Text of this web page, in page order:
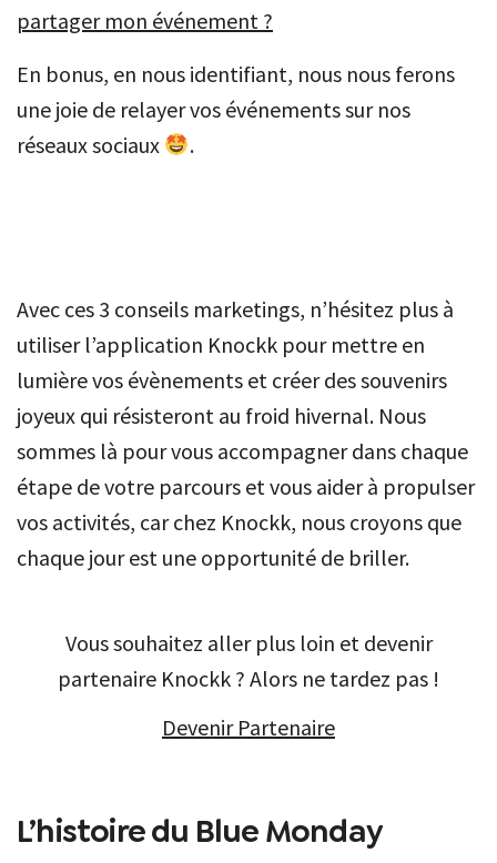
partager mon événement ?
En bonus, en nous identifiant, nous nous ferons
une joie de relayer vos événements sur nos
réseaux sociaux
.
Avec ces 3 conseils marketings, n’hésitez plus à
utiliser l’application Knockk pour mettre en
lumière vos évènements et créer des souvenirs
joyeux qui résisteront au froid hivernal. Nous
sommes là pour vous accompagner dans chaque
étape de votre parcours et vous aider à propulser
vos activités, car chez Knockk, nous croyons que
chaque jour est une opportunité de briller.
Vous souhaitez aller plus loin et devenir
partenaire Knockk ? Alors ne tardez pas !
Devenir Partenaire
L’histoire du Blue Monday